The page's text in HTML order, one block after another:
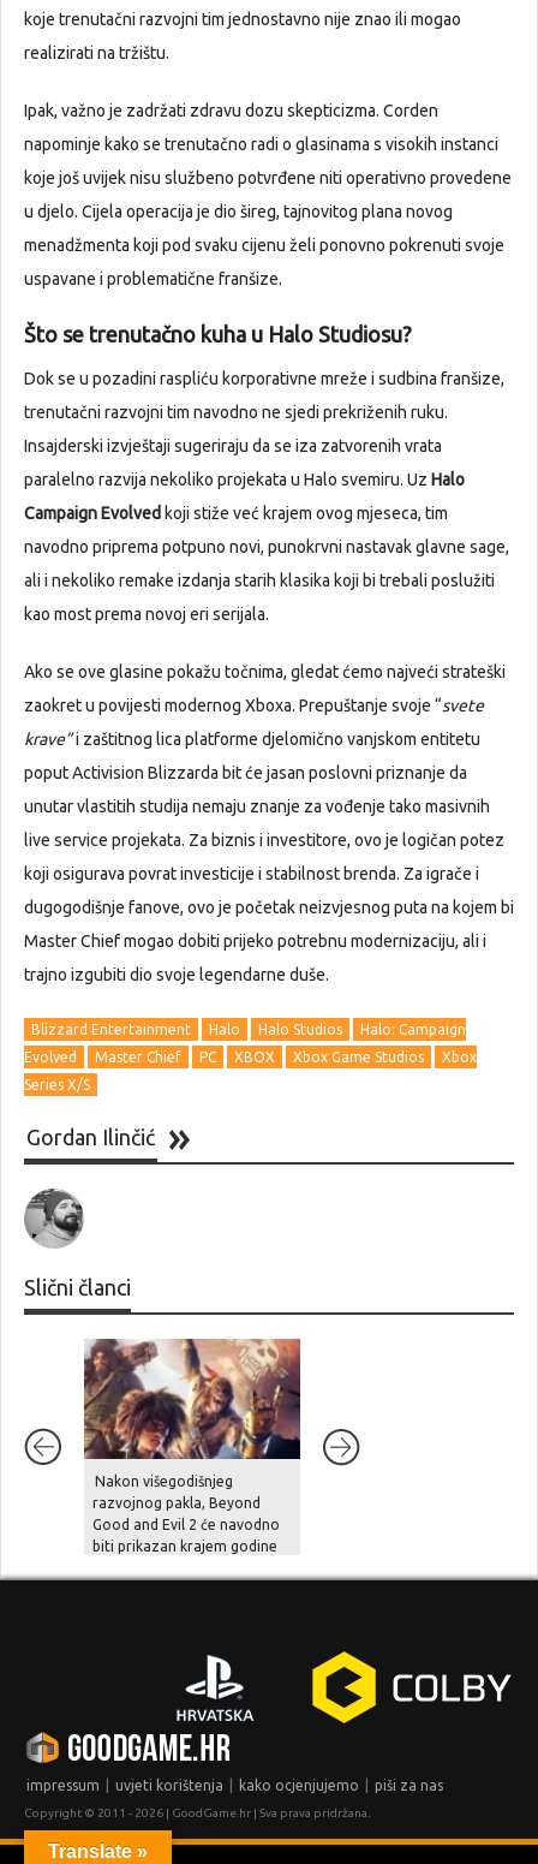
koje trenutačni razvojni tim jednostavno nije znao ili mogao
realizirati na tržištu.
Ipak, važno je zadržati zdravu dozu skepticizma. Corden
napominje kako se trenutačno radi o glasinama s visokih instanci
koje još uvijek nisu službeno potvrđene niti operativno provedene
u djelo. Cijela operacija je dio šireg, tajnovitog plana novog
menadžmenta koji pod svaku cijenu želi ponovno pokrenuti svoje
uspavane i problematične franšize.
Što se trenutačno kuha u Halo Studiosu?
Dok se u pozadini raspliću korporativne mreže i sudbina franšize,
trenutačni razvojni tim navodno ne sjedi prekriženih ruku.
Insajderski izvještaji sugeriraju da se iza zatvorenih vrata
paralelno razvija nekoliko projekata u Halo svemiru. Uz Halo
Campaign Evolved koji stiže već krajem ovog mjeseca, tim
navodno priprema potpuno novi, punokrvni nastavak glavne sage,
ali i nekoliko remake izdanja starih klasika koji bi trebali poslužiti
kao most prema novoj eri serijala.
Ako se ove glasine pokažu točnima, gledat ćemo najveći strateški
zaokret u povijesti modernog Xboxa. Prepuštanje svoje “svete
krave”i zaštitnog lica platforme djelomično vanjskom entitetu
poput Activision Blizzarda bit će jasan poslovni priznanje da
unutar vlastitih studija nemaju znanje za vođenje tako masivnih
live service projekata. Za biznis i investitore, ovo je logičan potez
koji osigurava povrat investicije i stabilnost brenda. Za igrače i
dugogodišnje fanove, ovo je početak neizvjesnog puta na kojem bi
Master Chief mogao dobiti prijeko potrebnu modernizaciju, ali i
trajno izgubiti dio svoje legendarne duše.
Blizzard Entertainment Halo Halo Studios
Halo: Campaign
Evolved
Master Chief PC XBOX Xbox Game Studios
Xbox
Series X/S
Gordan Ilinčić
Slični članci
Nakon višegodišnjeg
razvojnog pakla, Beyond
Good and Evil 2 će navodno
biti prikazan krajem godine
impressum uvjeti korištenja kako ocjenjujemo piši za nas
Copyright © 2011 - 2026 | GoodGame.hr | Sva prava pridržana.
Translate »